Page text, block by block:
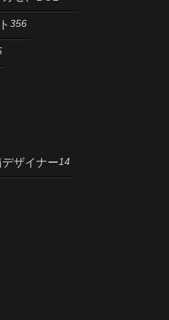
356
ザイナー14